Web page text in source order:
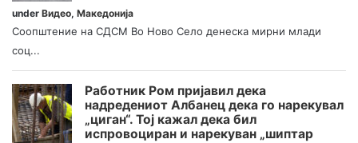
under Видео, Македонија
Соопштение на СДСМ Во Ново Село денеска мирни млади
соц...
Работник Ром пријавил дека
надредениот Албанец дека го нарекувал
„циган“. Тој кажал дека бил
испровоциран и нарекуван „шиптар